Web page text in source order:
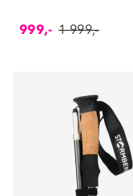
999,- 1 999,-